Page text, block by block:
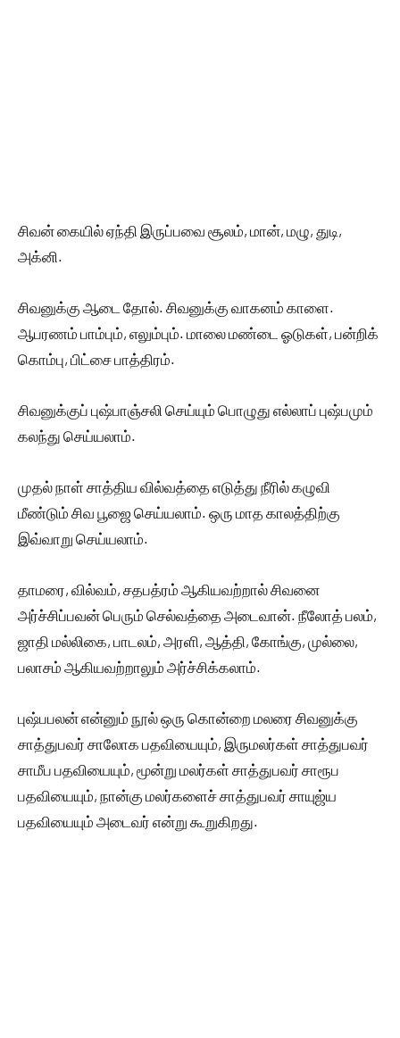
சிவன் கையில் ஏந்தி இருப்பவை சூலம், மான், மழு, துடி,
அக்னி.
சிவனுக்கு ஆடை தோல். சிவனுக்கு வாகனம் காளை.
ஆபரணம் பாம்பும், எலும்பும். மாலை மண்டை ஓடுகள், பன்றிக்
கொம்பு, பிட்சை பாத்திரம்.
சிவனுக்குப் புஷ்பாஞ்சலி செய்யும் பொழுது எல்லாப் புஷ்பமும்
கலந்து செய்யலாம்.
முதல் நாள் சாத்திய வில்வத்தை எடுத்து நீரில் கழுவி
மீண்டும் சிவ பூஜை செய்யலாம். ஒரு மாத காலத்திற்கு
இவ்வாறு செய்யலாம்.
தாமரை, வில்வம், சதபத்ரம் ஆகியவற்றால் சிவனை
அர்ச்சிப்பவன் பெரும் செல்வத்தை அடைவான். நீலோத் பலம்,
ஜாதி மல்லிகை, பாடலம், அரளி, ஆத்தி, கோங்கு, முல்லை,
பலாசம் ஆகியவற்றாலும் அர்ச்சிக்கலாம்.
புஷ்பபலன் என்னும் நூல் ஒரு கொன்றை மலரை சிவனுக்கு
சாத்துபவர் சாலோக பதவியையும், இருமலர்கள் சாத்துபவர்
சாமீப பதவியையும், மூன்று மலர்கள் சாத்துபவர் சாரூப
பதவியையும், நான்கு மலர்களைச் சாத்துபவர் சாயுஜ்ய
பதவியையும் அடைவர் என்று கூறுகிறது.